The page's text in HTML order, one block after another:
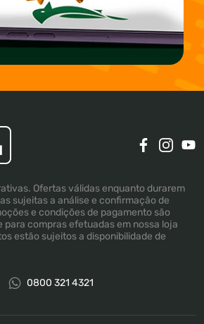
Ofertas válidas enquanto durarem
sujeitas a análise e confirmação de
e condições de pagamento são
compras efetuadas em nossa loja
estão sujeitos a disponibilidade de
0800 321 4321